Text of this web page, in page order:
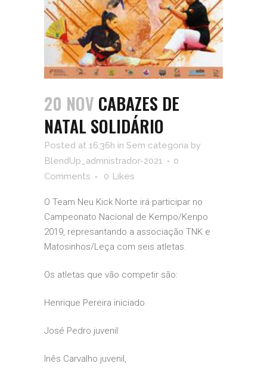
20 NOV CABAZES DE
NATAL SOLIDÁRIO
Posted at 16:36h in Sem categoria by
BlendUp_admnistrador-2021
0
Comments
0 Likes
O Team Neu Kick Norte irá participar no
Campeonato Nacional de Kempo/Kenpo
2019, represantando a associação TNK e
Matosinhos/Leça com seis atletas.
Os atletas que vão competir são:
Henrique Pereira iniciado
José Pedro juvenil
Inês Carvalho juvenil,